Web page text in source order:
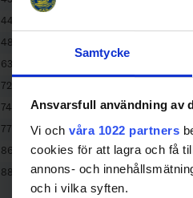
Samtycke
Ansvarsfull användning av
Vi och våra 1022 partners
cookies för att lagra och få
annons- och
och i vilka syften.
44
48
63
Ödegaard, Frode
72
74
Porling, Erik
77
Vågestam, Linus
86
Stefansson, Max
88
Savolainen, Jesper